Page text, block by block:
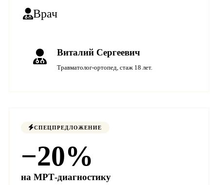
Врач
Виталий Сергеевич
Травматолог-ортопед, стаж 18 лет.
СПЕЦПРЕДЛОЖЕНИЕ
−20%
на МРТ-диагностику